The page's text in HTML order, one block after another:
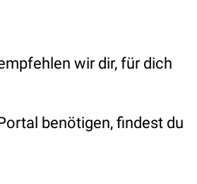
wir dir, für dich
benötigen, findest du